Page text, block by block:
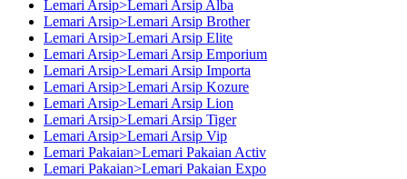
Lemari Arsip>Lemari Arsip Alba
Lemari Arsip>Lemari Arsip Brother
Lemari Arsip>Lemari Arsip Elite
Lemari Arsip>Lemari Arsip Emporium
Lemari Arsip>Lemari Arsip Importa
Lemari Arsip>Lemari Arsip Kozure
Lemari Arsip>Lemari Arsip Lion
Lemari Arsip>Lemari Arsip Tiger
Lemari Arsip>Lemari Arsip Vip
Lemari Pakaian>Lemari Pakaian Activ
Lemari Pakaian>Lemari Pakaian Expo